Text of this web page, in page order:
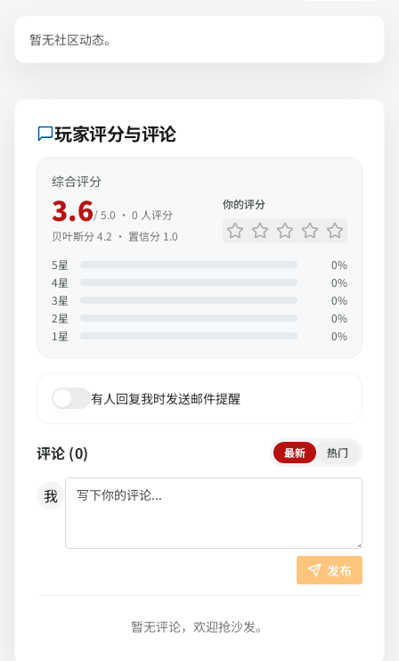
暂无社区动态。
玩家评分与评论
综合评分
3.6/ 5.0 · 0 人评分
贝叶斯分4.2 · 置信分 1.0
你的评分
5星 0%
4星 0%
3星 0%
2星 0%
1 星 0%
有人回复我时发送邮件提醒
评论 (0) 最新 热门
我
发布
暂无评论，欢迎抢沙发。